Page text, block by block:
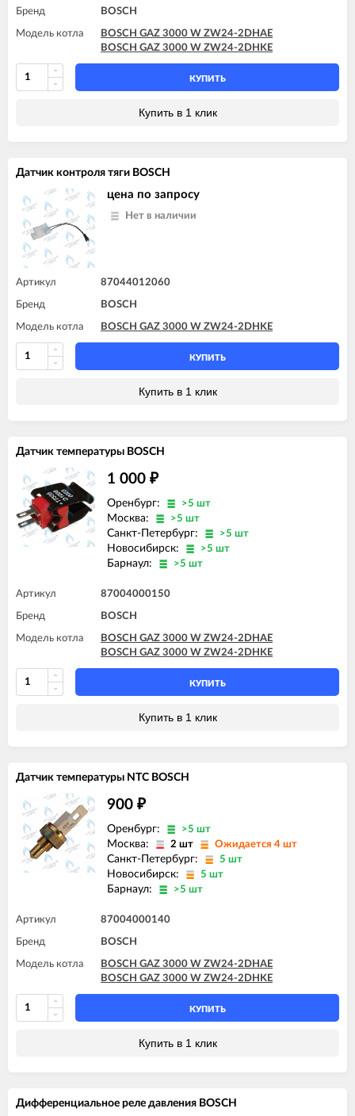
Бренд BOSCH
Модель котла
BOSCH GAZ 3000 W ZW24-2DHAE
BOSCH GAZ 3000 W ZW24-2DHKE
КУПИТЬ
Купить в 1 клик
Датчик контроля тяги BOSCH
цена по запросу
Нет в наличии
Артикул 87044012060
Бренд BOSCH
Модель котла BOSCH GAZ 3000 W ZW24-2DHKE
КУПИТЬ
Купить в 1 клик
Датчик температуры BOSCH
1 000 ₽
Оренбург: >5 шт
Москва: >5 шт
Санкт-Петербург: >5 шт
Новосибирск: >5 шт
Барнаул: >5 шт
Артикул 87004000150
Бренд BOSCH
Модель котла
BOSCH GAZ 3000 W ZW24-2DHAE
BOSCH GAZ 3000 W ZW24-2DHKE
КУПИТЬ
Купить в 1 клик
Датчик температуры NTC BOSCH
900 ₽
Оренбург: >5 шт
Москва: 2 шт Ожидается 4 шт
Санкт-Петербург: 5 шт
Новосибирск: 5 шт
Барнаул: >5 шт
Артикул 87004000140
Бренд BOSCH
Модель котла
BOSCH GAZ 3000 W ZW24-2DHAE
BOSCH GAZ 3000 W ZW24-2DHKE
КУПИТЬ
Купить в 1 клик
Дифференциальное реле давления BOSCH